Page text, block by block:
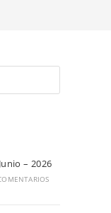
Escape
– 2026